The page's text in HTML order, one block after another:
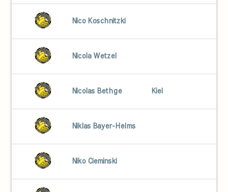
Nico Koschnitzki
Nicola Wetzel
Nicolas Bethge Kiel
Niklas Bayer-Helms
Niko Cieminski